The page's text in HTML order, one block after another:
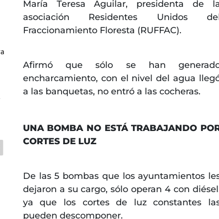
María Teresa Aguilar, presidenta de
asociación Residentes Unidos
Fraccionamiento Floresta (RUFFAC).
Afirmó que sólo se han
encharcamiento, con el nivel del agua
a las banquetas, no entró a las cocheras.
UNA BOMBA NO ESTÁ TRABAJANDO
CORTES DE LUZ
De las 5 bombas que los ayuntamientos
dejaron a su cargo, sólo operan 4 con
ya que los cortes de luz constantes
pueden descomponer.